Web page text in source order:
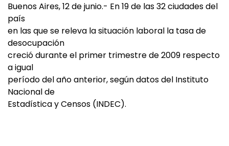
Buenos Aires, 12 de junio.- En 19 de las 32 ciudades del
país
en las que se releva la situación laboral la tasa de
desocupación
creció durante el primer trimestre de 2009 respecto
a igual
período del año anterior, según datos del Instituto
Nacional de
Estadística y Censos (INDEC).